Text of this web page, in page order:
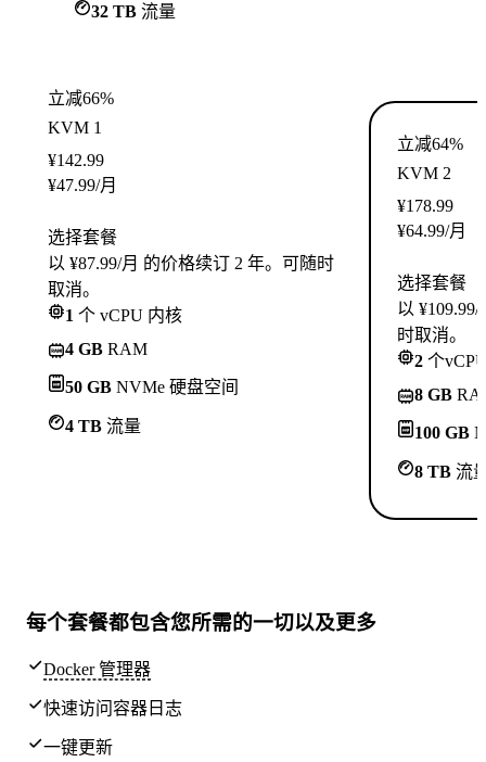
32 TB 流量
立减66%
KVM 1
¥142.99
¥47.99/月
选择套餐
以 ¥87.99/月 的价格续订 2 年。可随时
取消。
1 个 vCPU 内核
4 GB RAM
50 GB NVMe 硬盘空间
4 TB 流量
立减64%
KVM 2
¥178.99
¥64.99/月
选择套餐
以
时取消。
2 个
8 GB
100 GB
8 TB 流
每个套餐都包含您所需的一切以及更多
Docker 管理器
快速访问容器日志
一键更新